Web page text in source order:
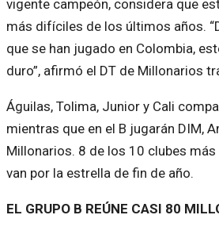
vigente campeón, considera que
más difíciles de los últimos años.
que se han jugado en Colombia,
duro”, afirmó el DT de Millonarios
Águilas, Tolima, Junior y Cali
mientras que en el B jugarán DIM,
Millonarios. 8 de los 10 clubes
van por la estrella de fin de año.
EL GRUPO B REÚNE CASI 80